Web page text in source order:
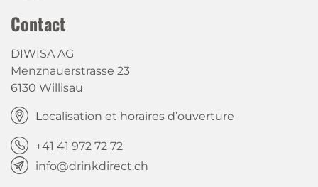
Contact
DIWISA AG
Menznauerstrasse 23
6130 Willisau
Localisation et horaires d’ouverture
+41 41 972 72 72
info@drinkdirect.ch